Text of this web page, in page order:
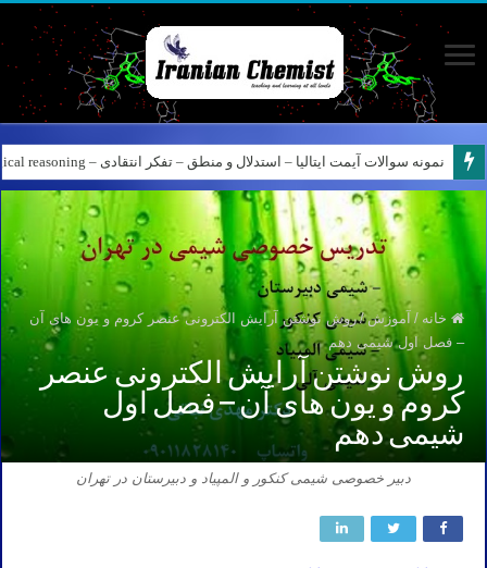
نمونه سوالات آیمت ایتالیا – استدلال و منطق – تفکر انتقادی – Logical reasoning – پارت ۸
کانال آیمت ایتالیا در نرم افزار بله – کانال شیمی آیمت استاد نباتی
خانه / آموزش / روش نوشتن آرایش الکترونی عنصر کروم و یون های آن
– فصل اول شیمی دهم
روش نوشتن آرایش الکترونی عنصر
کروم و یون های آن – فصل اول
شیمی دهم
دبیر خصوصی شیمی کنکور و المپیاد و دبیرستان در تهران